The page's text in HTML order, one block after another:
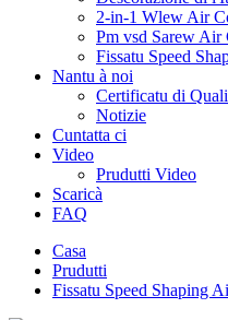
2-in-1 Wlew Air
Pm vsd Sarew Air
Fissatu Speed
Nantu à noi
Certificatu di
Notizie
Cuntatta ci
Video
Prudutti Video
Scaricà
FAQ
Casa
Prudutti
Fissatu Speed ​​Shaping